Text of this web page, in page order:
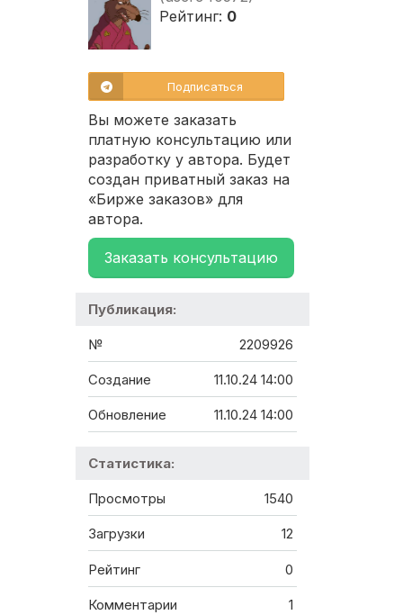
Рейтинг: 0
Подписаться
Вы можете заказать
платную консультацию или
разработку у автора. Будет
создан приватный заказ на
«Бирже заказов» для
автора.
Заказать консультацию
Публикация:
№ 2209926
Создание 11.10.24 14:00
Обновление 11.10.24 14:00
Статистика:
Просмотры 1540
Загрузки 12
Рейтинг 0
Комментарии 1